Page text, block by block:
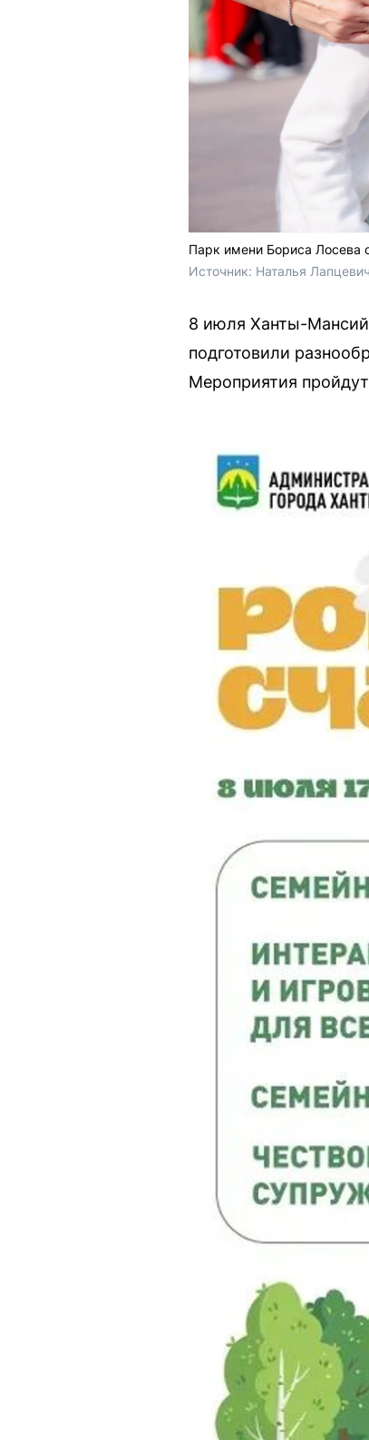
Парк имени Бориса Лосева
Источник: Наталья
8 июля Ханты-
подготовили
Мероприятия